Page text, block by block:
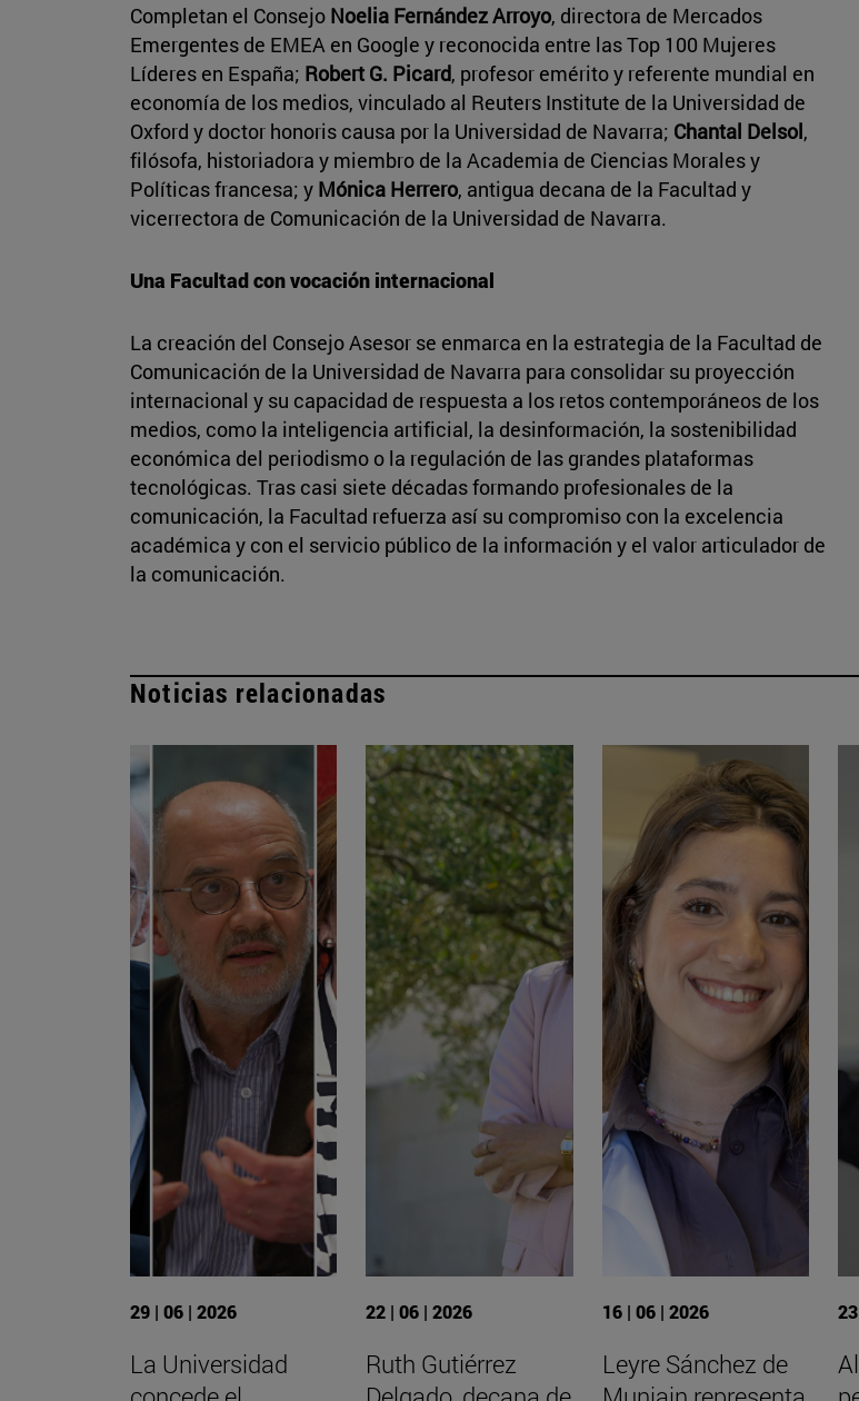
Completan el Consejo Noelia Fernández Arroyo, directora de Mercados
Emergentes de EMEA en Google y reconocida entre las Top 100 Mujeres
Líderes en España; Robert G. Picard, profesor emérito y referente mundial en
economía de los medios, vinculado al Reuters Institute de la Universidad de
Oxford y doctor honoris causa por la Universidad de Navarra; Chantal Delsol,
filósofa, historiadora y miembro de la Academia de Ciencias Morales y
Políticas francesa; y Mónica Herrero, antigua decana de la Facultad y
vicerrectora de Comunicación de la Universidad de Navarra.
Una Facultad con vocación internacional
La creación del Consejo Asesor se enmarca en la estrategia de la Facultad de
Comunicación de la Universidad de Navarra para consolidar su proyección
internacional y su capacidad de respuesta a los retos contemporáneos de los
medios, como la inteligencia artificial, la desinformación, la sostenibilidad
económica del periodismo o la regulación de las grandes plataformas
tecnológicas. Tras casi siete décadas formando profesionales de la
comunicación, la Facultad refuerza así su compromiso con la excelencia
académica y con el servicio público de la información y el valor articulador de
la comunicación.
Noticias relacionadas
29 | 06 | 2026
La Universidad
22 | 06 | 2026
Ruth Gutiérrez
16 | 06 | 2026
Leyre Sánchez de